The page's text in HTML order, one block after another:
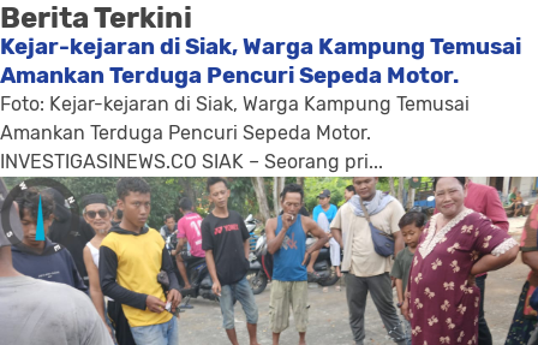
Berita Terkini
Kejar-kejaran di Siak, Warga Kampung Temusai
Amankan Terduga Pencuri Sepeda Motor.
Foto: Kejar-kejaran di Siak, Warga Kampung Temusai
Amankan Terduga Pencuri Sepeda Motor.
INVESTIGASINEWS.CO SIAK – Seorang pri...